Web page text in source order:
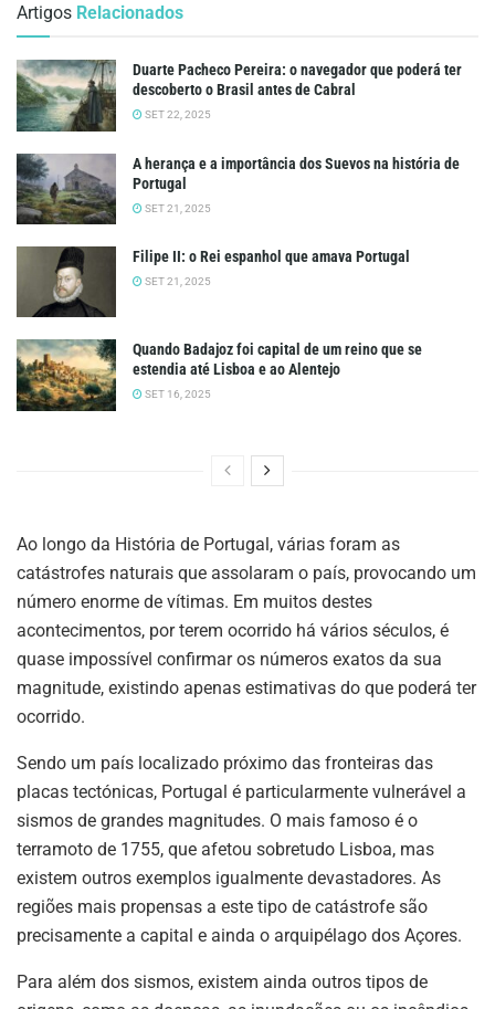
Artigos Relacionados
Duarte Pacheco Pereira: o navegador que poderá ter
descoberto o Brasil antes de Cabral
SET 22, 2025
A herança e a importância dos Suevos na história de
Portugal
SET 21, 2025
Filipe II: o Rei espanhol que amava Portugal
SET 21, 2025
Quando Badajoz foi capital de um reino que se
estendia até Lisboa e ao Alentejo
SET 16, 2025
Ao longo da História de Portugal, várias foram as
catástrofes naturais que assolaram o país, provocando um
número enorme de vítimas. Em muitos destes
acontecimentos, por terem ocorrido há vários séculos, é
quase impossível confirmar os números exatos da sua
magnitude, existindo apenas estimativas do que poderá ter
ocorrido.
Sendo um país localizado próximo das fronteiras das
placas tectónicas, Portugal é particularmente vulnerável a
sismos de grandes magnitudes. O mais famoso é o
terramoto de 1755, que afetou sobretudo Lisboa, mas
existem outros exemplos igualmente devastadores. As
regiões mais propensas a este tipo de catástrofe são
precisamente a capital e ainda o arquipélago dos Açores.
Para além dos sismos, existem ainda outros tipos de